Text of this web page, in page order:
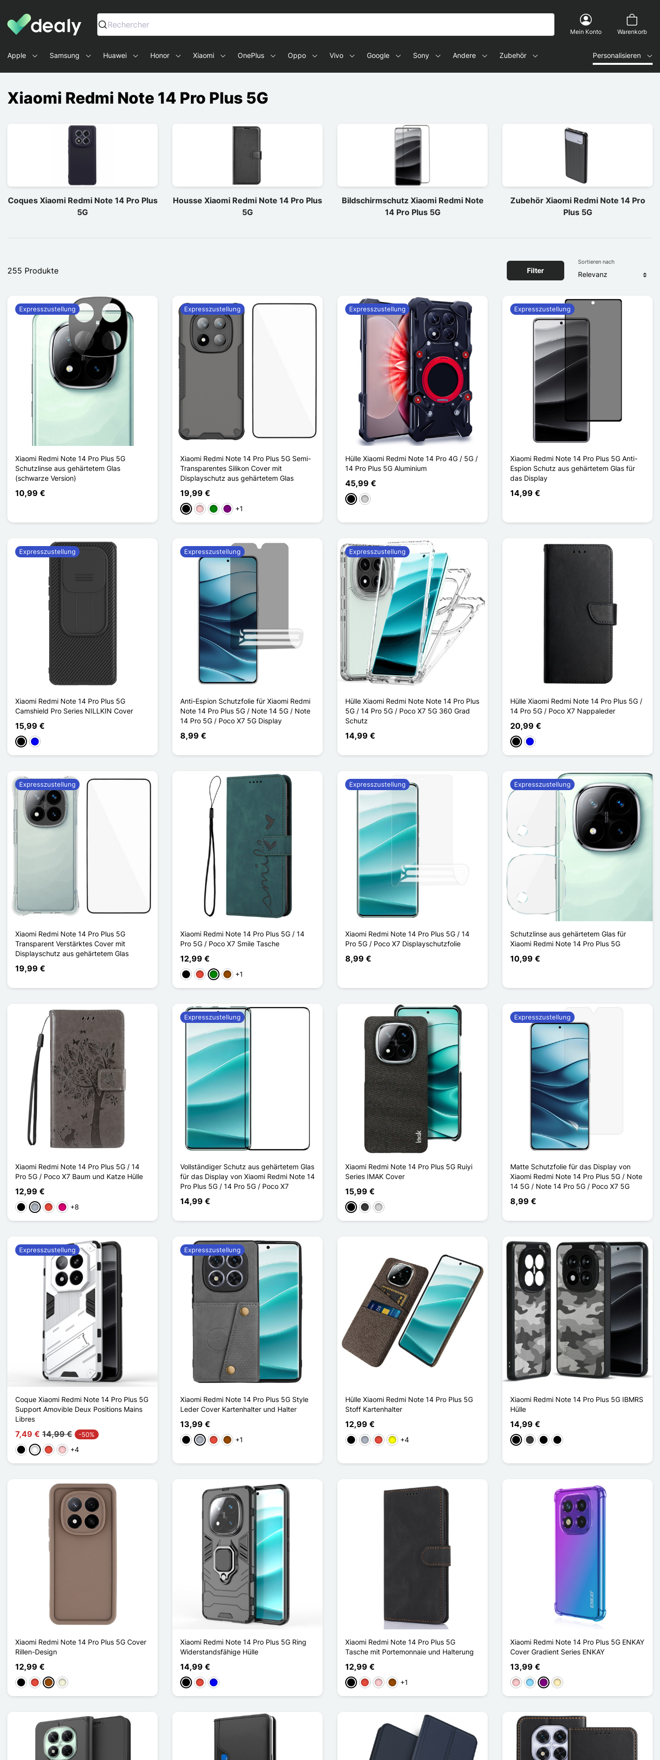
Dealy - Hüllen und Zubehör für Smartphones und Tablets
Rechercher
Mein Konto Warenkorb
Apple Samsung Huawei Honor Xiaomi OnePlus Oppo Vivo Google Sony Andere Zubehör Personalisieren
Xiaomi Redmi Note 14 Pro Plus 5G
Coques Xiaomi Redmi Note 14 Pro Plus
5G
Housse Xiaomi Redmi Note 14 Pro Plus
5G
Bildschirmschutz Xiaomi Redmi Note
14 Pro Plus 5G
Zubehör Xiaomi Redmi Note 14 Pro
Plus 5G
255 Produkte Filter
Sortieren nach
Xiaomi Redmi Note 14 Pro Plus 5G
Schutzlinse aus gehärtetem Glas
(schwarze Version)
10,99 €
Expresszustellung
Xiaomi Redmi Note 14 Pro Plus 5G Semi-
Transparentes Silikon Cover mit
Displayschutz aus gehärtetem Glas
19,99 €
Schwarz
PinkGrünViolett
+1
Expresszustellung
Hülle Xiaomi Redmi Note 14 Pro 4G / 5G /
14 Pro Plus 5G Aluminium
45,99 €
Schwarz
Silber
Expresszustellung
Xiaomi Redmi Note 14 Pro Plus 5G Anti-
Espion Schutz aus gehärtetem Glas für
das Display
14,99 €
Expresszustellung
Xiaomi Redmi Note 14 Pro Plus 5G
Camshield Pro Series NILLKIN Cover
15,99 €
Schwarz
Blau
Expresszustellung
Anti-Espion Schutzfolie für Xiaomi Redmi
Note 14 Pro Plus 5G / Note 14 5G / Note
14 Pro 5G / Poco X7 5G Display
8,99 €
Expresszustellung
Hülle Xiaomi Redmi Note Note 14 Pro Plus
5G / 14 Pro 5G / Poco X7 5G 360 Grad
Schutz
14,99 €
Expresszustellung
Hülle Xiaomi Redmi Note 14 Pro Plus 5G /
14 Pro 5G / Poco X7 Nappaleder
20,99 €
Schwarz
Blau
Xiaomi Redmi Note 14 Pro Plus 5G
Transparent Verstärktes Cover mit
Displayschutz aus gehärtetem Glas
19,99 €
Expresszustellung
Xiaomi Redmi Note 14 Pro Plus 5G / 14
Pro 5G / Poco X7 Smile Tasche
12,99 €
Schwarz
Rot GrünBraun
+1
Xiaomi Redmi Note 14 Pro Plus 5G / 14
Pro 5G / Poco X7 Displayschutzfolie
8,99 €
Expresszustellung
Schutzlinse aus gehärtetem Glas für
Xiaomi Redmi Note 14 Pro Plus 5G
10,99 €
Expresszustellung
Xiaomi Redmi Note 14 Pro Plus 5G / 14
Pro 5G / Poco X7 Baum und Katze Hülle
12,99 €
Schwarz
GrauRot Magenta
+8
Vollständiger Schutz aus gehärtetem Glas
für das Display von Xiaomi Redmi Note 14
Pro Plus 5G / 14 Pro 5G / Poco X7
14,99 €
Expresszustellung
Xiaomi Redmi Note 14 Pro Plus 5G Ruiyi
Series IMAK Cover
15,99 €
SchwarzDunkelgrau
Gris clair
Matte Schutzfolie für das Display von
Xiaomi Redmi Note 14 Pro Plus 5G / Note
14 5G / Note 14 Pro 5G / Poco X7 5G
8,99 €
Expresszustellung
Coque Xiaomi Redmi Note 14 Pro Plus 5G
Support Amovible Deux Positions Mains
Libres
7,49 € 14,99 € -50%
Schwarz
WeißRot Pink+4
Expresszustellung
Xiaomi Redmi Note 14 Pro Plus 5G Style
Leder Cover Kartenhalter und Halter
13,99 €
Schwarz
GrauRot Braun
+1
Expresszustellung
Hülle Xiaomi Redmi Note 14 Pro Plus 5G
Stoff Kartenhalter
12,99 €
Schwarz
GrauRot Gelb+4
Xiaomi Redmi Note 14 Pro Plus 5G IBMRS
Hülle
14,99 €
SchwarzDunkelgrau
Noir Transparent
Noir Mat
Xiaomi Redmi Note 14 Pro Plus 5G Cover
Rillen-Design
12,99 €
Schwarz
Rot BraunBeige
Xiaomi Redmi Note 14 Pro Plus 5G Ring
Widerstandsfähige Hülle
14,99 €
Schwarz
Rot Blau
Xiaomi Redmi Note 14 Pro Plus 5G
Tasche mit Portemonnaie und Halterung
12,99 €
Schwarz
Rot PinkBraun
+1
Xiaomi Redmi Note 14 Pro Plus 5G ENKAY
Cover Gradient Series ENKAY
13,99 €
PinkHellblauViolettGolden